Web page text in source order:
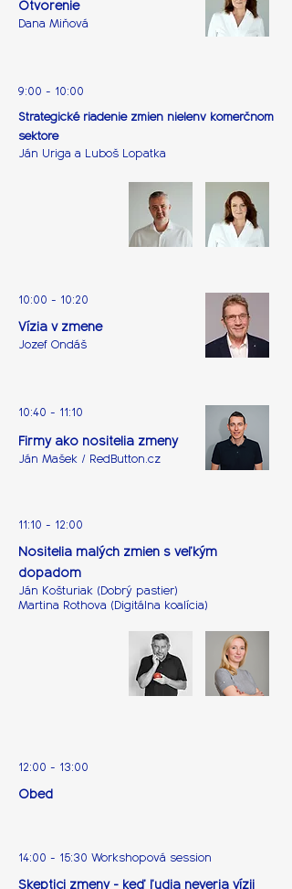
Otvorenie
Dana Miňová
9:00 - 10:00
Strategické riadenie zmien nielenv komerčnom
sektore
Ján Uriga a Luboš Lopatka
10:00 - 10:20
Vízia v zmene
Jozef Ondáš
10:40 - 11:10
Firmy ako nositelia zmeny
Ján Mašek / RedButton.cz
11:10 - 12:00
Nositelia malých zmien s veľkým
dopadom
Ján Košturiak (Dobrý pastier)
Martina Rothova (Digitálna koalícia)
12:00 - 13:00
Obed
14:00 - 15:30 Workshopová session
Skeptici zmeny - keď ľudia neveria vízii